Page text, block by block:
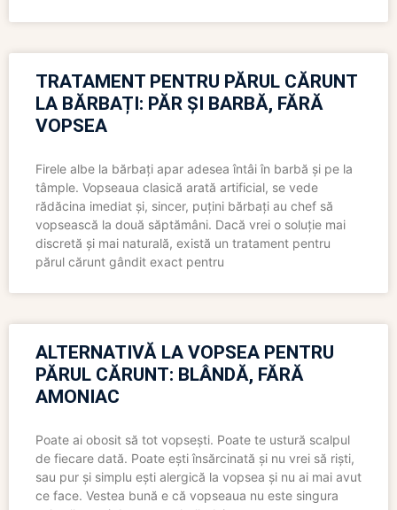
TRATAMENT PENTRU PĂRUL CĂRUNT
LA BĂRBAȚI: PĂR ȘI BARBĂ, FĂRĂ
VOPSEA
Firele albe la bărbați apar adesea întâi în barbă și pe la
tâmple. Vopseaua clasică arată artificial, se vede
rădăcina imediat și, sincer, puțini bărbați au chef să
vopsească la două săptămâni. Dacă vrei o soluție mai
discretă și mai naturală, există un tratament pentru
părul cărunt gândit exact pentru
ALTERNATIVĂ LA VOPSEA PENTRU
PĂRUL CĂRUNT: BLÂNDĂ, FĂRĂ
AMONIAC
Poate ai obosit să tot vopsești. Poate te ustură scalpul
de fiecare dată. Poate ești însărcinată și nu vrei să riști,
sau pur și simplu ești alergică la vopsea și nu ai mai avut
ce face. Vestea bună e că vopseaua nu este singura